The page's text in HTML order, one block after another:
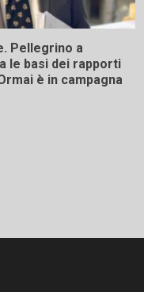
Pellegrino a
le basi dei rapporti
è in campagna